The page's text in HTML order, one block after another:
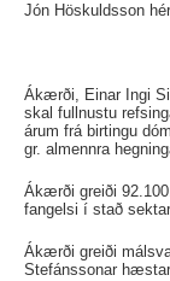
Jón Höskuldsson
Ákærði, Einar Ingi
skal fullnustu
árum frá birtingu
gr. almennra
Ákærði greiði
fangelsi í stað
Ákærði greiði
Stefánssonar